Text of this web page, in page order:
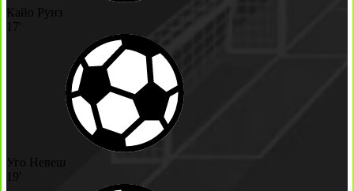
Кайо Руиз
17'
Уго Невеш
19'